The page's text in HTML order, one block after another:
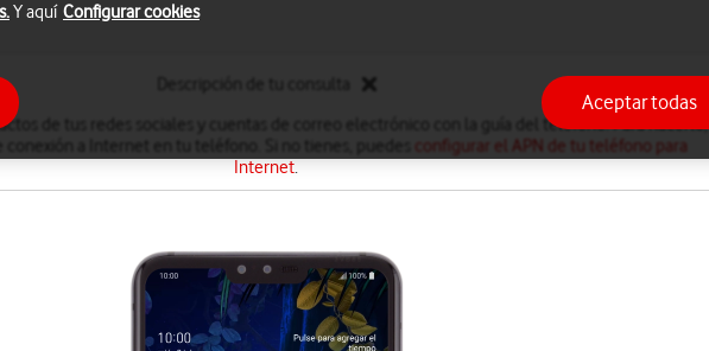
de tus redes sociales y cuentas de correo electrónico con la guía del teléfono. Para hacerlo,
configurar el APN de tu teléfono para
Internet.
Y aquí Configurar cookies
Aceptar todas